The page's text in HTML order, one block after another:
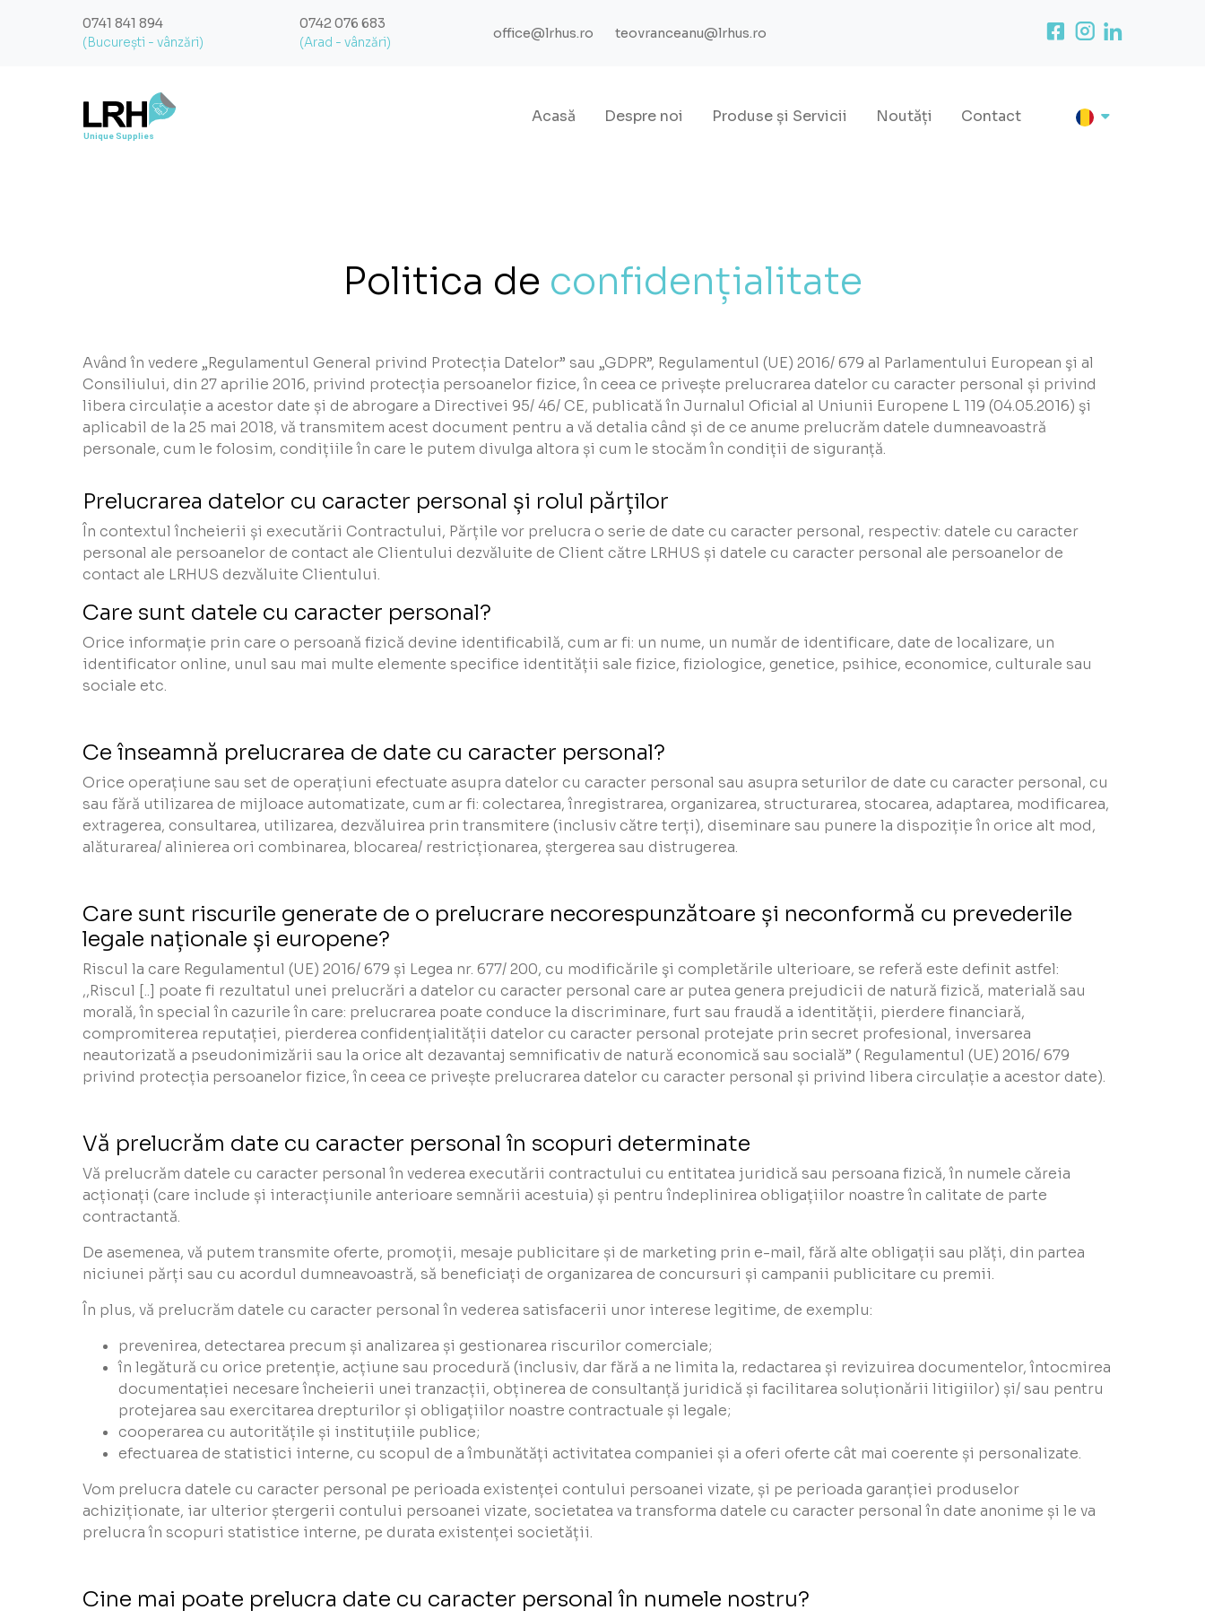
0741 841 894
(București - vânzări)
0742 076 683
(Arad - vânzări)
office@lrhus.ro teovranceanu@lrhus.ro
Acasă Despre noi Produse și Servicii Noutăți Contact
Politica de confidențialitate
Având în vedere „Regulamentul General privind Protecția Datelor” sau „GDPR”, Regulamentul (UE) 2016/ 679 al Parlamentului European şi al
Consiliului, din 27 aprilie 2016, privind protecția persoanelor fizice, în ceea ce privește prelucrarea datelor cu caracter personal și privind
libera circulație a acestor date și de abrogare a Directivei 95/ 46/ CE, publicată în Jurnalul Oficial al Uniunii Europene L 119 (04.05.2016) şi
aplicabil de la 25 mai 2018, vă transmitem acest document pentru a vă detalia când și de ce anume prelucrăm datele dumneavoastră
personale, cum le folosim, condițiile în care le putem divulga altora și cum le stocăm în condiții de siguranță.
Prelucrarea datelor cu caracter personal și rolul părților
În contextul încheierii și executării Contractului, Părțile vor prelucra o serie de date cu caracter personal, respectiv: datele cu caracter
personal ale persoanelor de contact ale Clientului dezvăluite de Client către LRHUS și datele cu caracter personal ale persoanelor de
contact ale LRHUS dezvăluite Clientului.
Care sunt datele cu caracter personal?
Orice informație prin care o persoană fizică devine identificabilă, cum ar fi: un nume, un număr de identificare, date de localizare, un
identificator online, unul sau mai multe elemente specifice identității sale fizice, fiziologice, genetice, psihice, economice, culturale sau
sociale etc.
Ce înseamnă prelucrarea de date cu caracter personal?
Orice operațiune sau set de operațiuni efectuate asupra datelor cu caracter personal sau asupra seturilor de date cu caracter personal, cu
sau fără utilizarea de mijloace automatizate, cum ar fi: colectarea, înregistrarea, organizarea, structurarea, stocarea, adaptarea, modificarea,
extragerea, consultarea, utilizarea, dezvăluirea prin transmitere (inclusiv către terți), diseminare sau punere la dispoziție în orice alt mod,
alăturarea/ alinierea ori combinarea, blocarea/ restricționarea, ștergerea sau distrugerea.
Care sunt riscurile generate de o prelucrare necorespunzătoare și neconformă cu prevederile
legale naționale și europene?
Riscul la care Regulamentul (UE) 2016/ 679 și Legea nr. 677/ 200, cu modificările şi completările ulterioare, se referă este definit astfel:
,,Riscul [..] poate fi rezultatul unei prelucrări a datelor cu caracter personal care ar putea genera prejudicii de natură fizică, materială sau
morală, în special în cazurile în care: prelucrarea poate conduce la discriminare, furt sau fraudă a identității, pierdere financiară,
compromiterea reputației, pierderea confidențialității datelor cu caracter personal protejate prin secret profesional, inversarea
neautorizată a pseudonimizării sau la orice alt dezavantaj semnificativ de natură economică sau socială” ( Regulamentul (UE) 2016/ 679
privind protecția persoanelor fizice, în ceea ce privește prelucrarea datelor cu caracter personal și privind libera circulație a acestor date).
Vă prelucrăm date cu caracter personal în scopuri determinate
Vă prelucrăm datele cu caracter personal în vederea executării contractului cu entitatea juridică sau persoana fizică, în numele căreia
acționați (care include și interacțiunile anterioare semnării acestuia) și pentru îndeplinirea obligațiilor noastre în calitate de parte
contractantă.
De asemenea, vă putem transmite oferte, promoții, mesaje publicitare și de marketing prin e-mail, fără alte obligații sau plăți, din partea
niciunei părți sau cu acordul dumneavoastră, să beneficiați de organizarea de concursuri și campanii publicitare cu premii.
În plus, vă prelucrăm datele cu caracter personal în vederea satisfacerii unor interese legitime, de exemplu:
prevenirea, detectarea precum și analizarea și gestionarea riscurilor comerciale;
în legătură cu orice pretenție, acțiune sau procedură (inclusiv, dar fără a ne limita la, redactarea și revizuirea documentelor, întocmirea
documentației necesare încheierii unei tranzacții, obținerea de consultanță juridică și facilitarea soluționării litigiilor) și/ sau pentru
protejarea sau exercitarea drepturilor și obligațiilor noastre contractuale și legale;
cooperarea cu autoritățile și instituțiile publice;
efectuarea de statistici interne, cu scopul de a îmbunătăți activitatea companiei și a oferi oferte cât mai coerente și personalizate.
Vom prelucra datele cu caracter personal pe perioada existenței contului persoanei vizate, și pe perioada garanției produselor
achiziționate, iar ulterior ștergerii contului persoanei vizate, societatea va transforma datele cu caracter personal în date anonime și le va
prelucra în scopuri statistice interne, pe durata existenței societății.
Cine mai poate prelucra date cu caracter personal în numele nostru?